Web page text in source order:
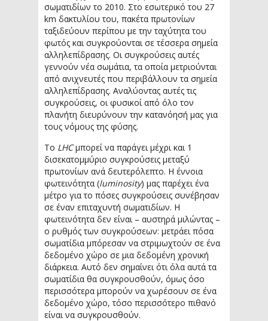
σωματιδίων το 2010. Στο εσωτερικό του 27
km δακτυλίου του, πακέτα πρωτονίων
ταξιδεύουν περίπου με την ταχύτητα του
φωτός και συγκρούονται σε τέσσερα σημεία
αλληλεπίδρασης. Οι συγκρούσεις αυτές
γεννούν νέα σωμάτια, τα οποία μετριούνται
από ανιχνευτές που περιβάλλουν τα σημεία
αλληλεπίδρασης. Αναλύοντας αυτές τις
συγκρούσεις, οι φυσικοί από όλο τον
πλανήτη διευρύνουν την κατανόησή μας για
τους νόμους της φύσης.
Το LHCμπορεί να παράγει μέχρι και 1
δισεκατομμύριο συγκρούσεις μεταξύ
πρωτονίων ανά δευτερόλεπτο. Η έννοια
φωτεινότητα (luminosity) μας παρέχει ένα
μέτρο για το πόσες συγκρούσεις συνέβησαν
σε έναν επιταχυντή σωματιδίων. Η
φωτεινότητα δεν είναι – αυστηρά μιλώντας –
ο ρυθμός των συγκρούσεων: μετράει πόσα
σωματίδια μπόρεσαν να στριμωχτούν σε ένα
δεδομένο χώρο σε μια δεδομένη χρονική
διάρκεια. Αυτό δεν σημαίνει ότι όλα αυτά τα
σωματίδια θα συγκρουσθούν, όμως όσο
περισσότερα μπορούν να χωρέσουν σε ένα
δεδομένο χώρο, τόσο περισσότερο πιθανό
είναι να συγκρουσθούν.